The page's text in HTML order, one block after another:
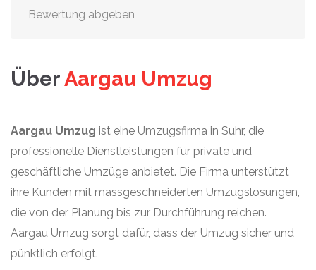
Bewertung abgeben
ÜberAargau Umzug
Aargau Umzug ist eine Umzugsfirma in Suhr, die
professionelle Dienstleistungen für private und
geschäftliche Umzüge anbietet. Die Firma unterstützt
ihre Kunden mit massgeschneiderten Umzugslösungen,
die von der Planung bis zur Durchführung reichen.
Aargau Umzug sorgt dafür, dass der Umzug sicher und
pünktlich erfolgt.